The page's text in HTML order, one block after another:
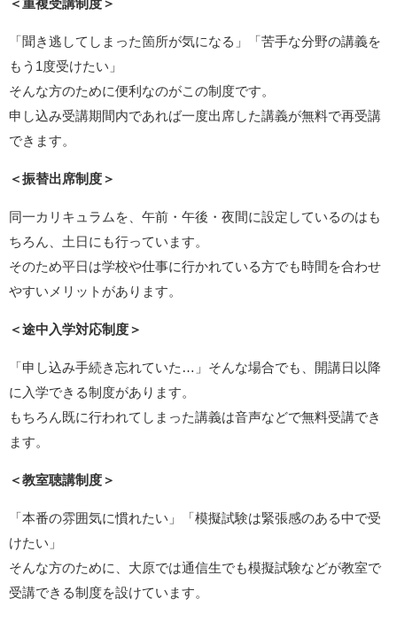
＜重複受講制度＞
「聞き逃してしまった箇所が気になる」「苦手な分野の講義を
もう1度受けたい」
そんな方のために便利なのがこの制度です。
申し込み受講期間内であれば一度出席した講義が無料で再受講
できます。
＜振替出席制度＞
同一カリキュラムを、午前・午後・夜間に設定しているのはも
ちろん、土日にも行っています。
そのため平日は学校や仕事に行かれている方でも時間を合わせ
やすいメリットがあります。
＜途中入学対応制度＞
「申し込み手続き忘れていた…」そんな場合でも、開講日以降
に入学できる制度があります。
もちろん既に行われてしまった講義は音声などで無料受講でき
ます。
＜教室聴講制度＞
「本番の雰囲気に慣れたい」「模擬試験は緊張感のある中で受
けたい」
そんな方のために、大原では通信生でも模擬試験などが教室で
受講できる制度を設けています。